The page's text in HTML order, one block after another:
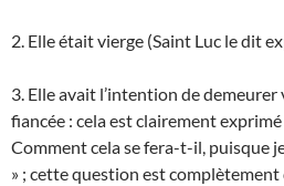
2. Elle était vierge (Saint Luc le dit
3. Elle avait l’intention de demeurer
fiancée : cela est clairement exprimé
Comment cela se fera-t-il, puisque
» ; cette question est complètement